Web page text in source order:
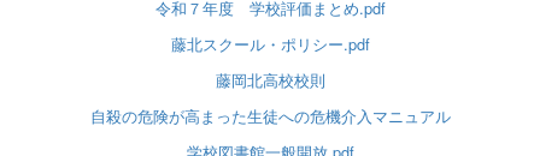
令和７年度 学校評価まとめ.pdf
藤北スクール・ポリシー.pdf
藤岡北高校校則
自殺の危険が高まった生徒への危機介入マニュアル